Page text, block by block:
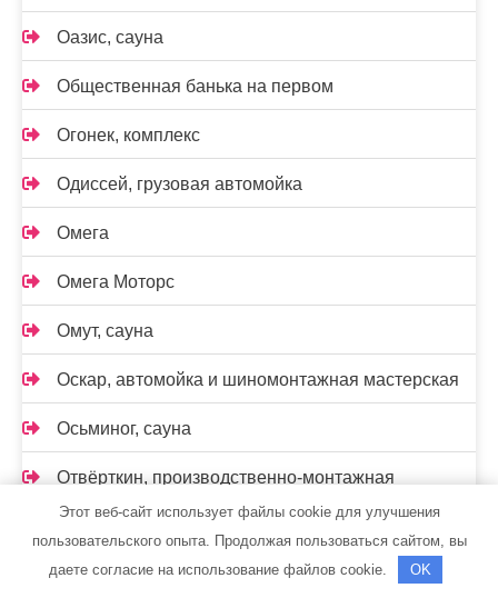
Оазис, сауна
Общественная банька на первом
Огонек, комплекс
Одиссей, грузовая автомойка
Омега
Омега Моторс
Омут, сауна
Оскар, автомойка и шиномонтажная мастерская
Осьминог, сауна
Отвёрткин, производственно-монтажная
компания
Этот веб-сайт использует файлы cookie для улучшения
пользовательского опыта. Продолжая пользоваться сайтом, вы
даете согласие на использование файлов cookie.
OK